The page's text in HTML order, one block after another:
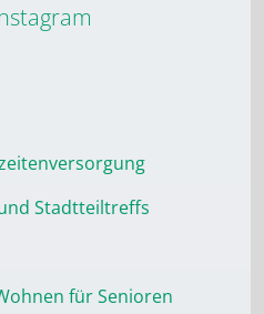
Stadtteiltreffs
für Senioren